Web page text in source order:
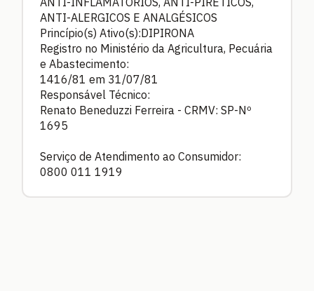
ANTI-ALERGICOS E ANALGÉSICOS
Princípio(s) Ativo(s):DIPIRONA
Registro no Ministério da Agricultura, Pecuária
e Abastecimento:
1416/81 em 31/07/81
Responsável Técnico:
Renato Beneduzzi Ferreira - CRMV: SP-Nº
1695
Serviço de Atendimento ao Consumidor:
0800 011 1919